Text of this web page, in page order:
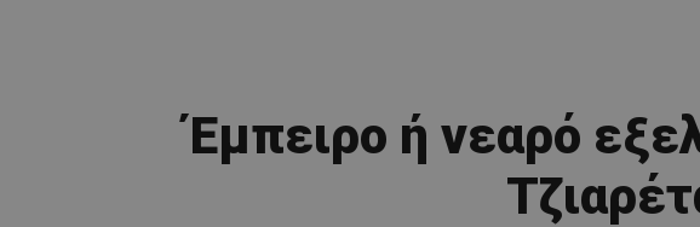
Έμπειρο ή νεαρό